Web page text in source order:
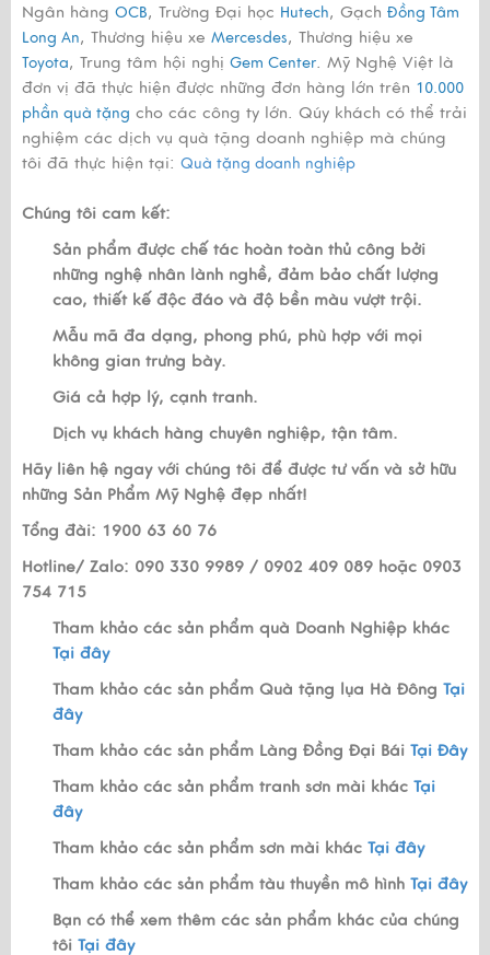
Ngân hàng OCB, Trường Đại học Hutech, Gạch Đồng Tâm
Long An, Thương hiệu xe Mercesdes, Thương hiệu xe
Toyota, Trung tâm hội nghị Gem Center. Mỹ Nghệ Việt là
đơn vị đã thực hiện được những đơn hàng lớn trên 10.000
phần quà tặng cho các công ty lớn. Qúy khách có thể trải
nghiệm các dịch vụ quà tặng doanh nghiệp mà chúng
tôi đã thực hiện tại: Quà tặng doanh nghiệp
Chúng tôi cam kết:
Sản phẩm được chế tác hoàn toàn thủ công bởi
những nghệ nhân lành nghề, đảm bảo chất lượng
cao, thiết kế độc đáo và độ bền màu vượt trội.
Mẫu mã đa dạng, phong phú, phù hợp với mọi
không gian trưng bày.
Giá cả hợp lý, cạnh tranh.
Dịch vụ khách hàng chuyên nghiệp, tận tâm.
Hãy liên hệ ngay với chúng tôi để được tư vấn và sở hữu
những Sản Phẩm Mỹ Nghệ đẹp nhất!
Tổng đài: 1900 63 60 76
Hotline/ Zalo: 090 330 9989 / 0902 409 089 hoặc 0903
754 715
Tham khảo các sản phẩm quà Doanh Nghiệp khác
Tại đây
Tham khảo các sản phẩm Quà tặng lụa Hà Đông Tại
đây
Tham khảo các sản phẩm Làng Đồng Đại Bái Tại Đây
Tham khảo các sản phẩm tranh sơn mài khác Tại
đây
Tham khảo các sản phẩm sơn mài khác Tại đây
Tham khảo các sản phẩm tàu thuyền mô hình Tại đây
Bạn có thể xem thêm các sản phẩm khác của chúng
tôi Tại đây